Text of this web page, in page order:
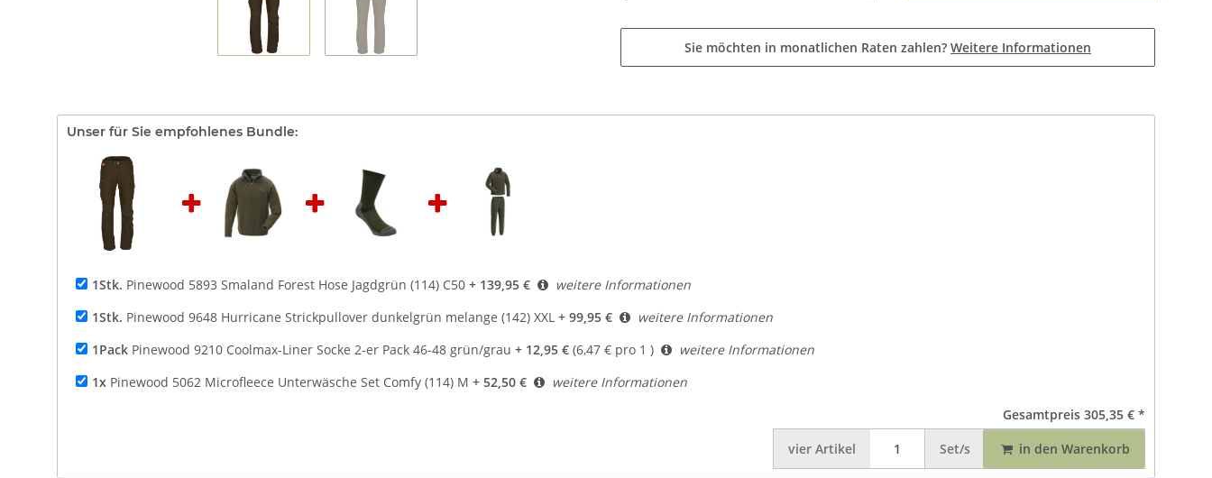
Sie möchten in monatlichen Raten zahlen? Weitere Informationen
Unser für Sie empfohlenes Bundle:
1Stk. Pinewood 5893 Smaland Forest Hose Jagdgrün (114) C50 + 139,95 €
weitere Informationen
1Stk. Pinewood 9648 Hurricane Strickpullover dunkelgrün melange (142) XXL + 99,95 €
weitere Informationen
1Pack Pinewood 9210 Coolmax-Liner Socke 2-er Pack 46-48 grün/grau + 12,95 € (6,47 € pro 1 )
weitere Informationen
1x Pinewood 5062 Microfleece Unterwäsche Set Comfy (114) M + 52,50 €
weitere Informationen
Gesamtpreis 305,35 € *
vier Artikel Set/s in den Warenkorb